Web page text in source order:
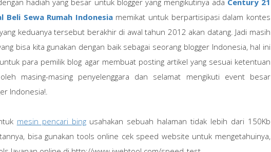
hadiah yang besar untuk blogger yang mengikutinya ada Century 21
Beli Sewa Rumah Indonesiamemikat untuk berpartisipasi dalam kontes
keduanya tersebut berakhir di awal tahun 2012 akan datang. Jadi masih
bisa kita gunakan dengan baik sebagai seorang blogger Indonesia, hal ini
para pemilik blog agar membuat posting artikel yang sesuai ketentuan
masing-masing penyelenggara dan selamat mengikuti event besar
Indonesia!.
mesin pencari bingusahakan sebuah halaman tidak lebih dari 150Kb
bisa gunakan tools online cek speed website untuk mengetahuinya,